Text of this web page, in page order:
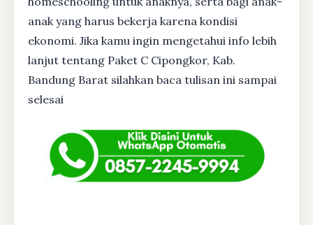
anak yang harus bekerja karena kondisi
ekonomi. Jika kamu ingin mengetahui info lebih
lanjut tentang Paket C Cipongkor, Kab.
Bandung Barat silahkan baca tulisan ini sampai
selesai